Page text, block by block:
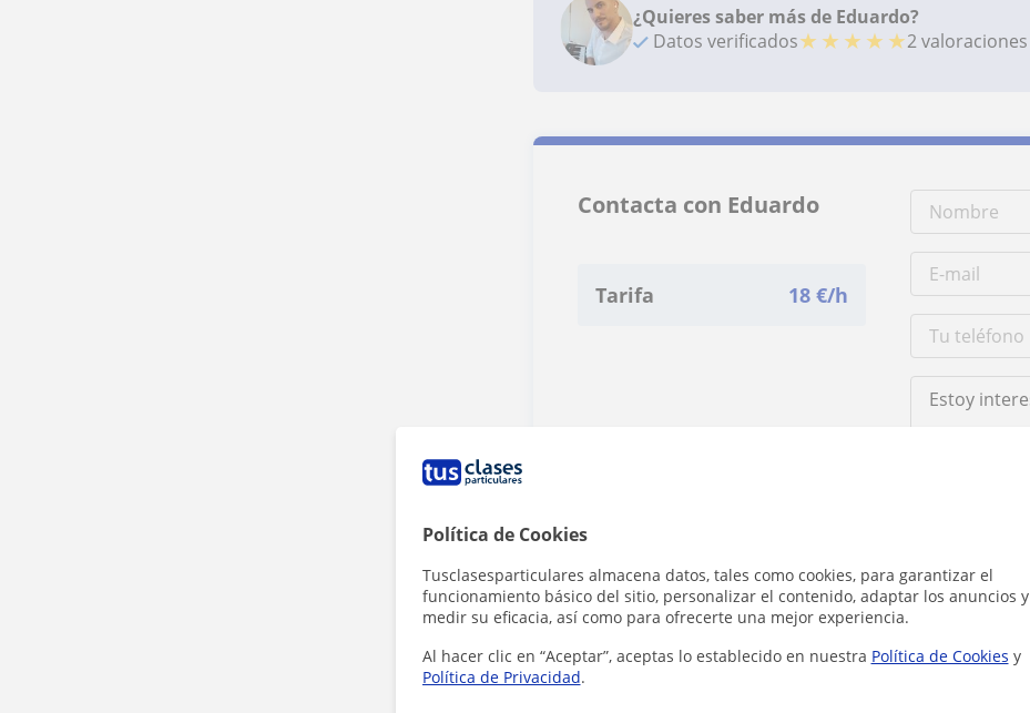
Política de Cookies
Tusclasesparticulares almacena datos, tales como cookies, para garantizar el
funcionamiento básico del sitio, personalizar el contenido, adaptar los anuncios y
medir su eficacia, así como para ofrecerte una mejor experiencia.
Al hacer clic en “Aceptar”, aceptas lo establecido en nuestra Política de Cookies y
Política de Privacidad.
¿Quieres saber más de Eduardo?
Datos verificados★ ★ ★ ★ ★2 valoraciones
Contacta con Eduardo
Tarifa 18 €/h